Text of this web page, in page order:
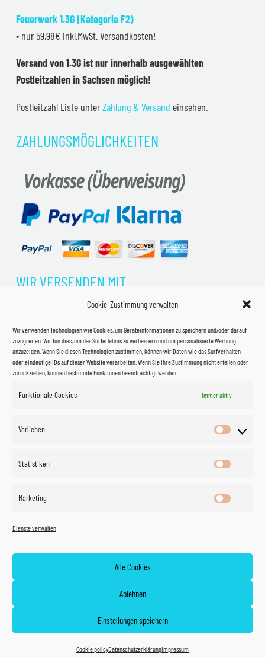
Cookie-Zustimmung verwalten
Wir verwenden Technologien wie Cookies, um Geräteinformationen zu speichern und/oder darauf
zuzugreifen. Wir tun dies, um das Surferlebnis zu verbessern und um personalisierte Werbung
anzuzeigen. Wenn Sie diesen Technologien zustimmen, können wir Daten wie das Surfverhalten
oder eindeutige IDs auf dieser Website verarbeiten. Wenn Sie Ihre Zustimmung nicht erteilen oder
zurückziehen, können bestimmte Funktionen beeinträchtigt werden.
Funktionale Cookies Immer aktiv
Vorlieben
Vorlieben
Statistiken
Marketing
Dienste verwalten
Alle Cookies
Ablehnen
Einstellungen speichern
Cookie policyDatenschutzerklärungImpressum
Feuerwerk 1.3G (Kategorie F2)
• nur 59,98€ inkl.MwSt. Versandkosten!
Versand von 1.3G ist nur innerhalb ausgewählten
Postleitzahlen in Sachsen möglich!
Postleitzahl Liste unterZahlung & Versand einsehen.
ZAHLUNGSMÖGLICHKEITEN
WIR VERSENDEN MIT
©
Cookie policy (EU)